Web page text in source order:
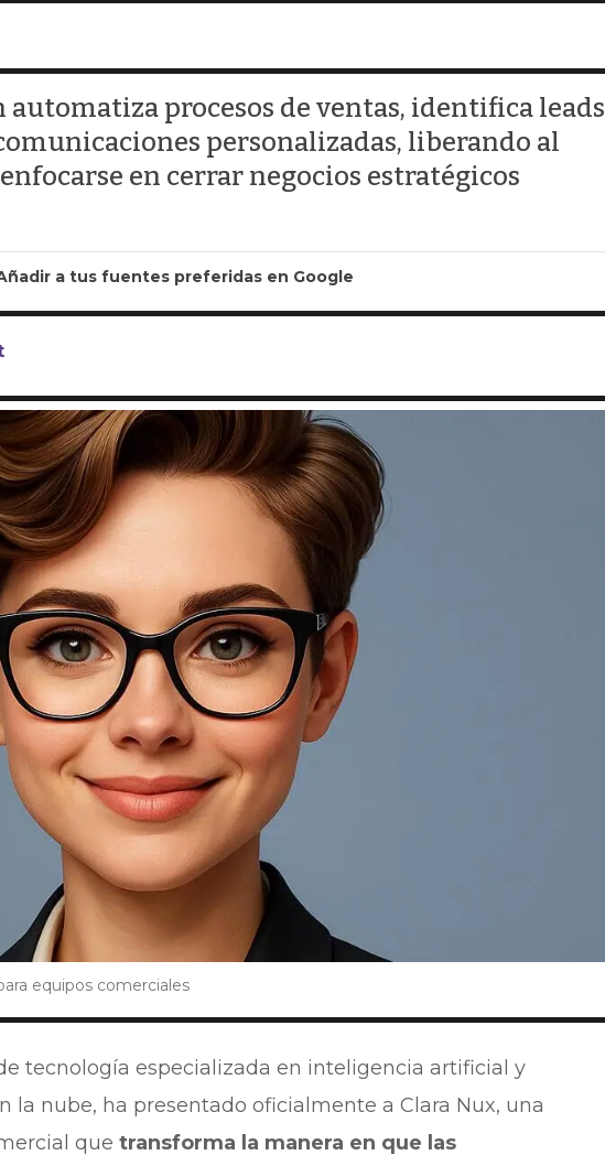
procesos de ventas, identifica leads
personalizadas, liberando al
en cerrar negocios estratégicos
a tus fuentes preferidas en Google
equipos comerciales
tecnología especializada en inteligencia artificial y
la nube, ha presentado oficialmente a Clara Nux, una
que transforma la manera en que las